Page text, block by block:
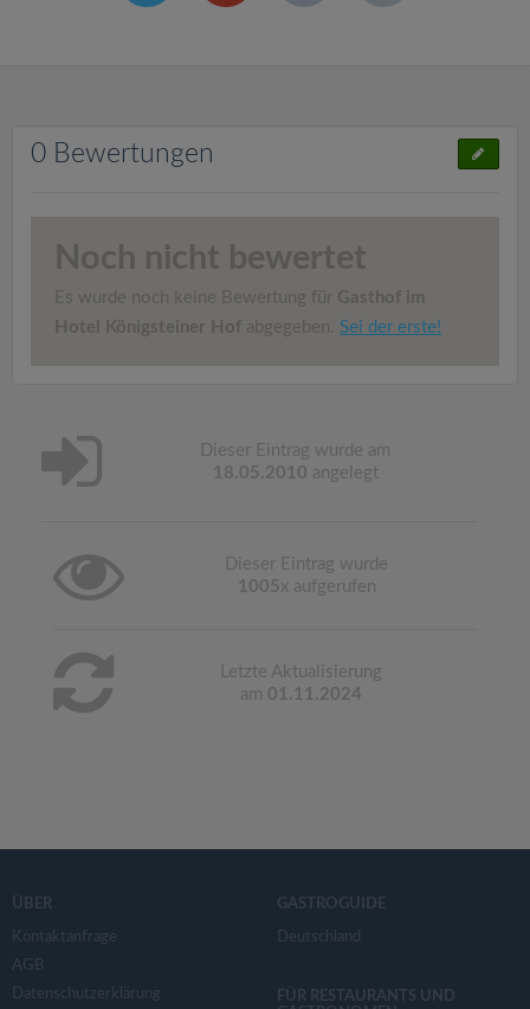
0 Bewertungen
Noch nicht bewertet
Es wurde noch keine Bewertung für Gasthof im
Hotel Königsteiner Hof abgegeben. Sei der erste!
Dieser Eintrag wurde am
18.05.2010 angelegt
Dieser Eintrag wurde
1005 x aufgerufen
Letzte Aktualisierung
am 01.11.2024
ÜBER
Kontaktanfrage
AGB
Datenschutzerklärung
GASTROGUIDE
Deutschland
FÜR RESTAURANTS UND